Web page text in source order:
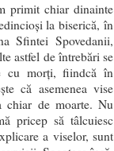
primit chiar dinainte
la biserică, în
Sfintei Spovedanii,
astfel de întrebări se
cu morți, fiindcă în
că asemenea vise
chiar de moarte. Nu
pricep să tâlcuiesc
a viselor, sunt